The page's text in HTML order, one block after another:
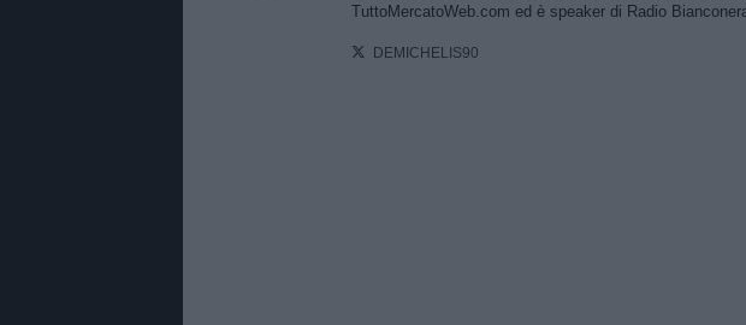
TuttoMercatoWeb.com ed è speaker di Radio
DEMICHELIS90